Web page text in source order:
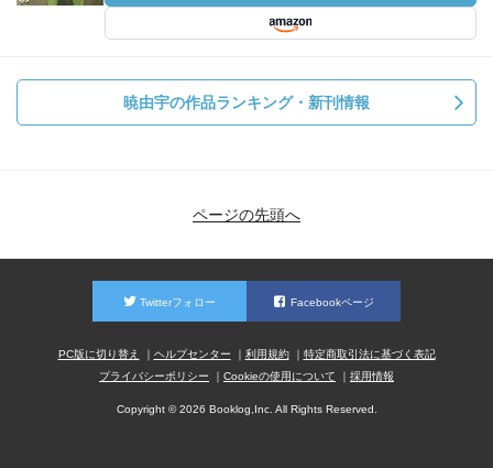
暁由宇の作品ランキング・新刊情報
ページの先頭へ
Twitterフォロー Facebookページ
PC版に切り替え ヘルプセンター 利用規約
特定商取引法に基づく表記
プライバシーポリシー
Cookieの使用について 採用情報
Copyright © 2026 Booklog,Inc. All Rights Reserved.